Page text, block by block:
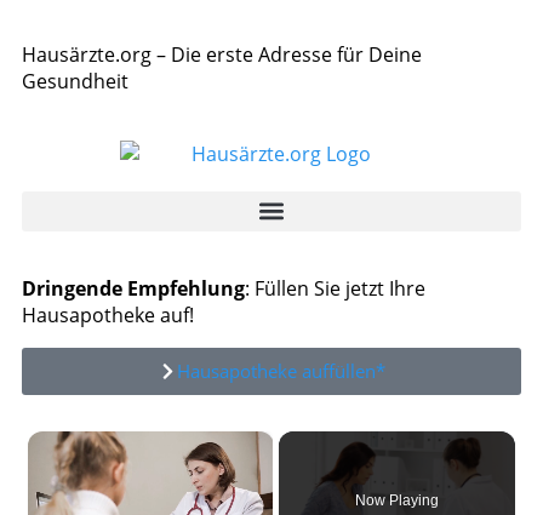
Hausärzte.org – Die erste Adresse für Deine
Gesundheit
Dringende Empfehlung: Füllen Sie jetzt Ihre
Hausapotheke auf!
Hausapotheke auffüllen*
×
Now Playing